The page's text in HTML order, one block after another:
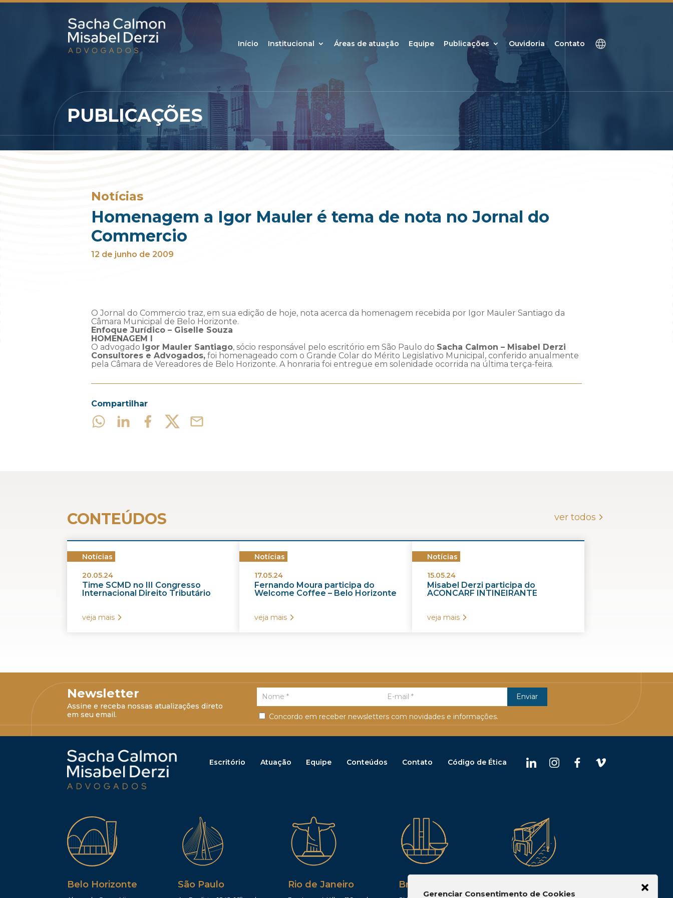
Início Institucional Áreas de atuação Equipe Publicações Ouvidoria Contato
PUBLICAÇÕES
Notícias
Homenagem a Igor Mauler é tema de nota no Jornal do
Commercio
12 de junho de 2009
O Jornal do Commercio traz, em sua edição de hoje, nota acerca da homenagem recebida por Igor Mauler Santiago da
Câmara Municipal de Belo Horizonte.
Enfoque Jurídico – Giselle Souza
HOMENAGEM I
O advogado Igor Mauler Santiago, sócio responsável pelo escritório em São Paulo do Sacha Calmon – Misabel Derzi
Consultores e Advogados, foi homenageado com o Grande Colar do Mérito Legislativo Municipal, conferido anualmente
pela Câmara de Vereadores de Belo Horizonte. A honraria foi entregue em solenidade ocorrida na última terça-feira.
Compartilhar
CONTEÚDOS ver todos
Notícias
20.05.24
Time SCMD no III Congresso
Internacional Direito Tributário
veja mais
Notícias
17.05.24
Fernando Moura participa do
Welcome Coffee – Belo Horizonte
veja mais
Notícias
15.05.24
Misabel Derzi participa do
ACONCARF INTINEIRANTE
veja mais
Newsletter
Assine e receba nossas atualizações direto
em seu email.
Concordo em receber newsletters com novidades e informações.
Escritório Atuação Equipe Conteúdos Contato Código de Ética
Belo Horizonte São Paulo Rio de Janeiro Brasília
Gerenciar Consentimento de Cookies